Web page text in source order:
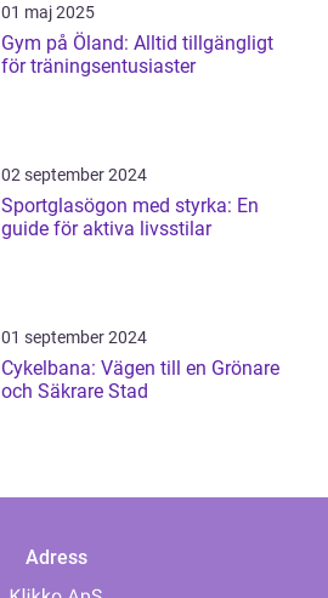
01 maj 2025
Gym på Öland: Alltid tillgängligt
för träningsentusiaster
02 september 2024
Sportglasögon med styrka: En
guide för aktiva livsstilar
01 september 2024
Cykelbana: Vägen till en Grönare
och Säkrare Stad
Adress